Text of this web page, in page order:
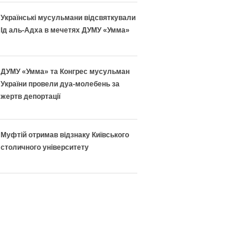
Українські мусульмани відсвяткували
Ід аль-Адха в мечетях ДУМУ «Умма»
ДУМУ «Умма» та Конгрес мусульман
України провели дуа-молебень за
жертв депортації
Муфтій отримав відзнаку Київського
столичного університету